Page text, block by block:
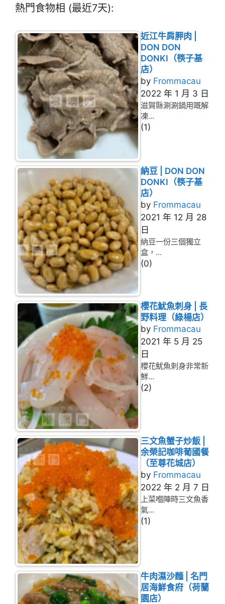
熱門食物相 (最近7天):
近江牛肩胛肉 |
DON DON
DONKI（筷子基
店）
by Frommacau
2022 年 1 月 3 日
滋賀縣涮涮鍋用嘅解
凍...
(1)
納豆 | DON DON
DONKI（筷子基
店）
by Frommacau
2021 年 12 月 28
日
納豆一份三個獨立
盒，...
(0)
櫻花魷魚刺身 | 長
野料理（綠楊店）
by Frommacau
2021 年 5 月 25
日
櫻花魷魚刺身非常新
鮮...
(2)
三文魚蟹子炒飯 |
余榮記咖啡葡國餐
（至尊花城店）
by Frommacau
2022 年 2 月 7 日
上菜嗰陣時三文魚香
氣...
(1)
牛肉濕沙麵 | 名門
居海鮮食府（荷蘭
園店）